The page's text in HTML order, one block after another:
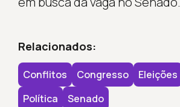
Relacionados:
Conflitos Congresso Eleições
Política
Senado